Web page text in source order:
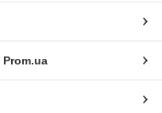
Prom.ua